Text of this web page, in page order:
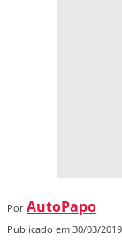
Por AutoPapo
Publicado em 30/03/